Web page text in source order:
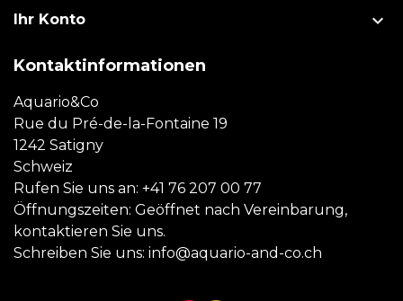
Ihr Konto 
Kontaktinformationen
Aquario&Co
Rue du Pré-de-la-Fontaine 19
1242 Satigny
Schweiz
Rufen Sie uns an: +41 76 207 00 77
Öffnungszeiten: Geöffnet nach Vereinbarung,
kontaktieren Sie uns.
Schreiben Sie uns: info@aquario-and-co.ch